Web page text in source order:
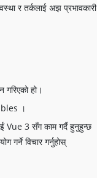
र तर्कलाई अझ प्रभावकारी
हो।
।
Vue 3 सँग काम गर्दै हुनुहुन्छ
गर्ने विचार गर्नुहोस्